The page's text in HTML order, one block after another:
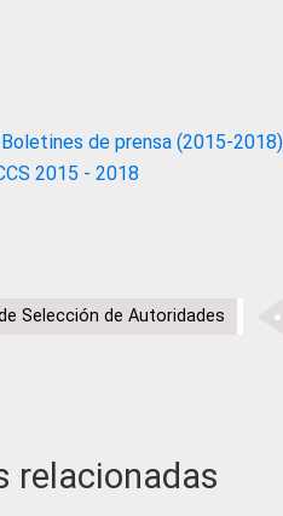
Boletines de prensa (2015-2018)
2015 - 2018
Selección de Autoridades
relacionadas